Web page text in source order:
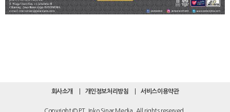
회사소개 개인정보처리방침 서비스이용약관